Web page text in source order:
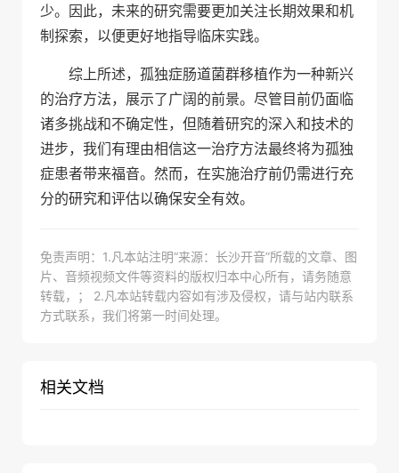
少。因此，未来的研究需要更加关注长期效果和机
制探索，以便更好地指导临床实践。
综上所述，孤独症肠道菌群移植作为一种新兴
的治疗方法，展示了广阔的前景。尽管目前仍面临
诸多挑战和不确定性，但随着研究的深入和技术的
进步，我们有理由相信这一治疗方法最终将为孤独
症患者带来福音。然而，在实施治疗前仍需进行充
分的研究和评估以确保安全有效。
免责声明：1.凡本站注明“来源：长沙开音”所载的文章、图
片、音频视频文件等资料的版权归本中心所有，请务随意
转载，； 2.凡本站转载内容如有涉及侵权，请与站内联系
方式联系，我们将第一时间处理。
相关文档